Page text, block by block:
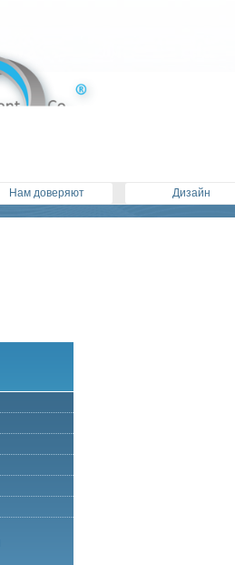
Нам доверяют Дизайн